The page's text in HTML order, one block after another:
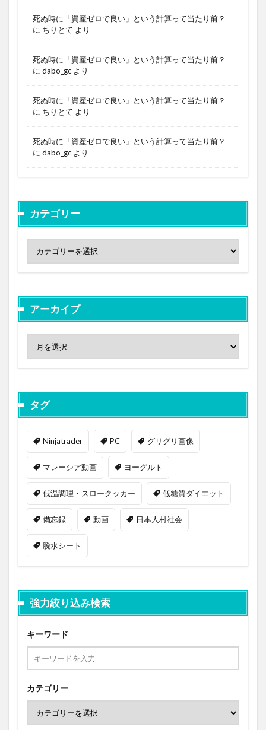
死ぬ時に「資産ゼロで良い」という計算って当たり前？
に ちりとて より
死ぬ時に「資産ゼロで良い」という計算って当たり前？
に dabo_gc より
死ぬ時に「資産ゼロで良い」という計算って当たり前？
に ちりとて より
死ぬ時に「資産ゼロで良い」という計算って当たり前？
に dabo_gc より
カテゴリー
アーカイブ
タグ
Ninjatrader PC グリグリ画像
マレーシア動画 ヨーグルト
低温調理・スロークッカー 低糖質ダイエット
備忘録 動画 日本人村社会
脱水シート
強力絞り込み検索
キーワード
カテゴリー